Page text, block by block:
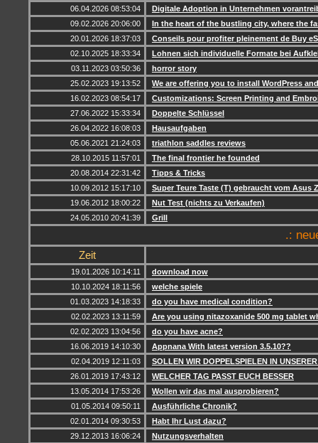
06.04.2026 08:53:04
Digitale Adoption in Unternehmen
09.02.2026 20:06:00
In the heart of the bustling city, where the
20.01.2026 18:37:03
Conseils pour profiter pleinement de Buy
02.10.2025 18:33:34
Lohnen sich individuelle Formate bei
03.11.2023 03:50:36
horror story
25.02.2023 19:13:52
We are offering you to install WordPress
16.02.2023 08:54:17
Customizations: Screen Printing and
27.06.2022 15:33:34
Doppelte Schlüssel
26.04.2022 16:08:03
Hausaufgaben
05.06.2021 21:24:03
triathlon saddles reviews
28.10.2015 11:57:01
The final frontier he founded
20.08.2014 22:31:42
Tipps & Tricks
10.09.2012 15:17:10
Super Teure Taste (T) gebraucht vom Asus
19.06.2012 18:00:22
Nut Test (nichts zu Verkaufen)
24.05.2010 20:41:39
Grill
.:
Zeit
19.01.2026 10:14:11
download now
10.10.2024 18:11:56
welche spiele
01.03.2023 14:18:33
do you have medical condition?
02.02.2023 13:11:59
Are you using nitazoxanide 500 mg tablet
02.02.2023 13:04:56
do you have acne?
16.06.2019 14:10:30
Appnana With latest version 3.5.10??
02.04.2019 12:11:03
SOLLEN WIR DOPPELSPIELEN IN
26.01.2019 17:43:12
WELCHER TAG PASST EUCH BESSER
13.05.2014 17:53:26
Wollen wir das mal ausprobieren?
01.05.2014 09:50:11
Ausführliche Chronik?
02.01.2014 09:30:53
Habt Ihr Lust dazu?
29.12.2013 16:06:24
Nutzungsverhalten